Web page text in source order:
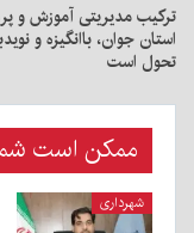
ترکیب مدیریتی آموزش و
استان جوان، باانگیزه و
تحول است
ممکن است
شهرداری